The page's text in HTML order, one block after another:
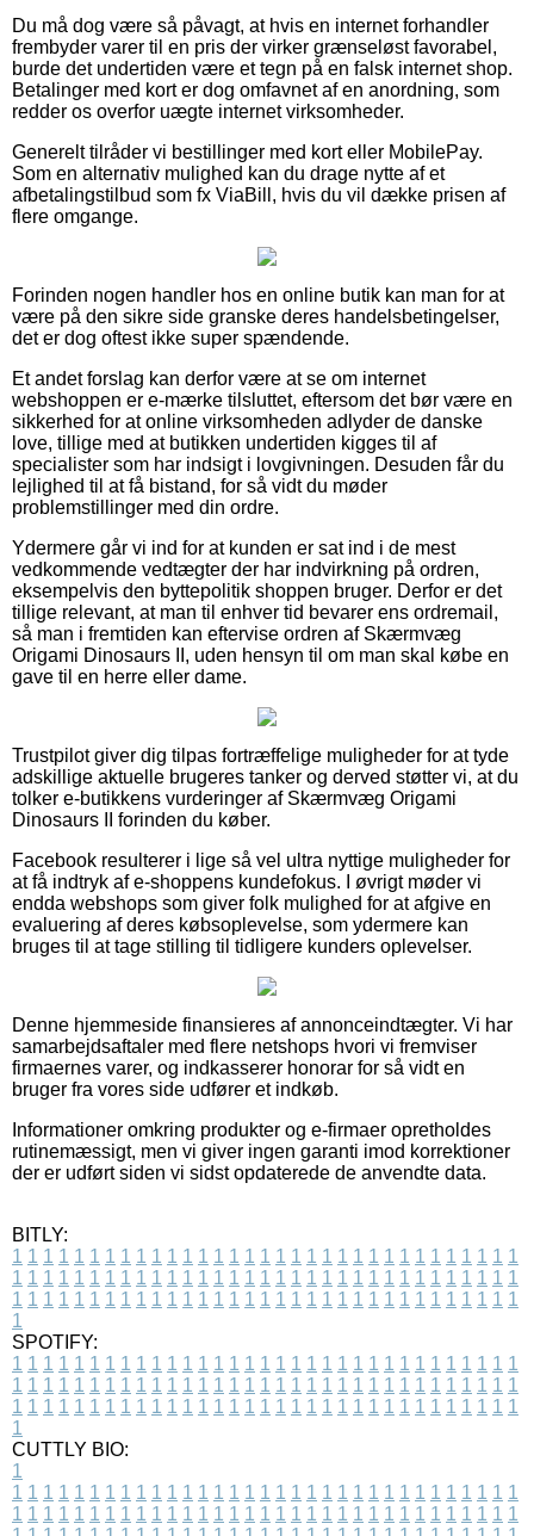
Du må dog være så påvagt, at hvis en internet forhandler
frembyder varer til en pris der virker grænseløst favorabel,
burde det undertiden være et tegn på en falsk internet shop.
Betalinger med kort er dog omfavnet af en anordning, som
redder os overfor uægte internet virksomheder.
Generelt tilråder vi bestillinger med kort eller MobilePay.
Som en alternativ mulighed kan du drage nytte af et
afbetalingstilbud som fx ViaBill, hvis du vil dække prisen af
flere omgange.
Forinden nogen handler hos en online butik kan man for at
være på den sikre side granske deres handelsbetingelser,
det er dog oftest ikke super spændende.
Et andet forslag kan derfor være at se om internet
webshoppen er e-mærke tilsluttet, eftersom det bør være en
sikkerhed for at online virksomheden adlyder de danske
love, tillige med at butikken undertiden kigges til af
specialister som har indsigt i lovgivningen. Desuden får du
lejlighed til at få bistand, for så vidt du møder
problemstillinger med din ordre.
Ydermere går vi ind for at kunden er sat ind i de mest
vedkommende vedtægter der har indvirkning på ordren,
eksempelvis den byttepolitik shoppen bruger. Derfor er det
tillige relevant, at man til enhver tid bevarer ens ordremail,
så man i fremtiden kan eftervise ordren af Skærmvæg
Origami Dinosaurs II, uden hensyn til om man skal købe en
gave til en herre eller dame.
Trustpilot giver dig tilpas fortræffelige muligheder for at tyde
adskillige aktuelle brugeres tanker og derved støtter vi, at du
tolker e-butikkens vurderinger af Skærmvæg Origami
Dinosaurs II forinden du køber.
Facebook resulterer i lige så vel ultra nyttige muligheder for
at få indtryk af e-shoppens kundefokus. I øvrigt møder vi
endda webshops som giver folk mulighed for at afgive en
evaluering af deres købsoplevelse, som ydermere kan
bruges til at tage stilling til tidligere kunders oplevelser.
Denne hjemmeside finansieres af annonceindtægter. Vi har
samarbejdsaftaler med flere netshops hvori vi fremviser
firmaernes varer, og indkasserer honorar for så vidt en
bruger fra vores side udfører et indkøb.
Informationer omkring produkter og e-firmaer opretholdes
rutinemæssigt, men vi giver ingen garanti imod korrektioner
der er udført siden vi sidst opdaterede de anvendte data.
BITLY:
1 1 1 1 1 1 1 1 1 1 1 1 1 1 1 1 1 1 1 1 1 1 1 1 1 1 1 1 1 1 1 1 1
1 1 1 1 1 1 1 1 1 1 1 1 1 1 1 1 1 1 1 1 1 1 1 1 1 1 1 1 1 1 1 1 1
1 1 1 1 1 1 1 1 1 1 1 1 1 1 1 1 1 1 1 1 1 1 1 1 1 1 1 1 1 1 1 1 1
1
SPOTIFY:
1 1 1 1 1 1 1 1 1 1 1 1 1 1 1 1 1 1 1 1 1 1 1 1 1 1 1 1 1 1 1 1 1
1 1 1 1 1 1 1 1 1 1 1 1 1 1 1 1 1 1 1 1 1 1 1 1 1 1 1 1 1 1 1 1 1
1 1 1 1 1 1 1 1 1 1 1 1 1 1 1 1 1 1 1 1 1 1 1 1 1 1 1 1 1 1 1 1 1
1
CUTTLY BIO:
1
1 1 1 1 1 1 1 1 1 1 1 1 1 1 1 1 1 1 1 1 1 1 1 1 1 1 1 1 1 1 1 1 1
1 1 1 1 1 1 1 1 1 1 1 1 1 1 1 1 1 1 1 1 1 1 1 1 1 1 1 1 1 1 1 1 1